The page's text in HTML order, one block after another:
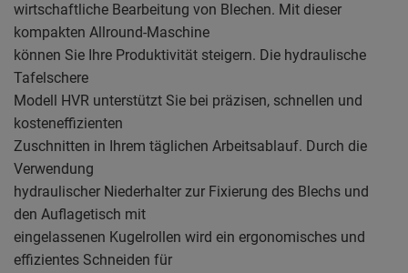
wirtschaftliche Bearbeitung von Blechen. Mit dieser
kompakten Allround-Maschine
können Sie Ihre Produktivität steigern. Die hydraulische
Tafelschere
Modell HVR unterstützt Sie bei präzisen, schnellen und
kosteneffizienten
Zuschnitten in Ihrem täglichen Arbeitsablauf. Durch die
Verwendung
hydraulischer Niederhalter zur Fixierung des Blechs und
den Auflagetisch mit
eingelassenen Kugelrollen wird ein ergonomisches und
effizientes Schneiden für